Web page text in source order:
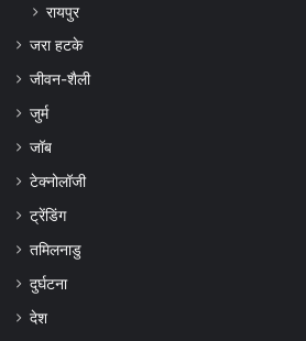
रायपुर
जरा हटके
जीवन-शैली
जुर्म
जॉब
टेक्नोलॉजी
ट्रेंडिंग
तमिलनाडु
दुर्घटना
देश